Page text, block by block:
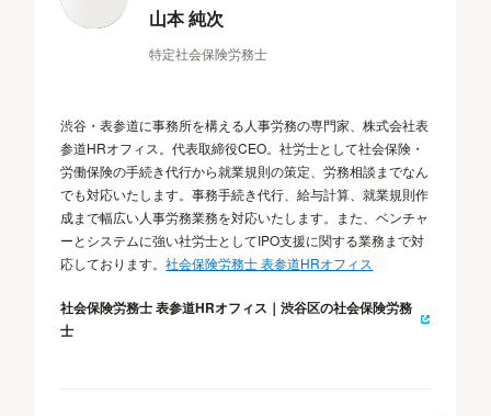
山本 純次
特定社会保険労務士
渋谷・表参道に事務所を構える人事労務の専門家、株式会社表
参道HRオフィス。代表取締役CEO。社労士として社会保険・
労働保険の手続き代行から就業規則の策定、労務相談までなん
でも対応いたします。事務手続き代行、給与計算、就業規則作
成まで幅広い人事労務業務を対応いたします。また、ベンチャ
ーとシステムに強い社労士としてIPO支援に関する業務まで対
応しております。社会保険労務士 表参道HRオフィス
社会保険労務士 表参道HRオフィス｜渋谷区の社会保険労務
士